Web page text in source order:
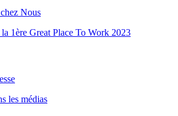
Nous
1ère Great Place To Work 2023
les médias